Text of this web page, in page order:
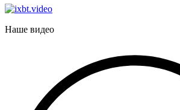
Наше видео